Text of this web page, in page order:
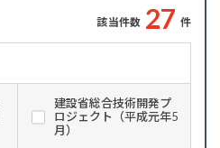
該当件数 27 件
建設省総合技術開発プ
ロジェクト（平成元年5
月）